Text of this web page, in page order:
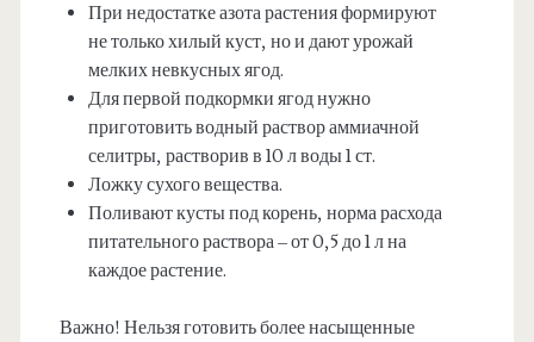
При недостатке азота растения формируют
не только хилый куст, но и дают урожай
мелких невкусных ягод.
Для первой подкормки ягод нужно
приготовить водный раствор аммиачной
селитры, растворив в 10 л воды 1 ст.
Ложку сухого вещества.
Поливают кусты под корень, норма расхода
питательного раствора – от 0,5 до 1 л на
каждое растение.
Важно! Нельзя готовить более насыщенные